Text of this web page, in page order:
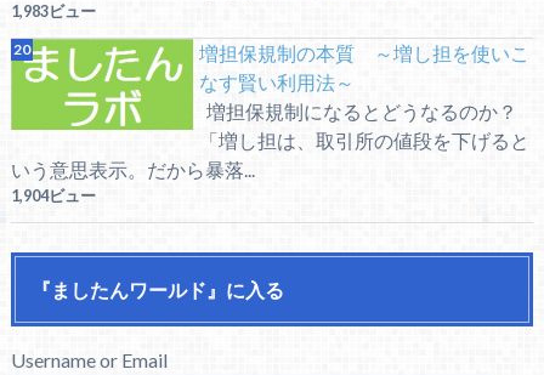
1,983ビュー
増担保規制の本質 ～増し担を使いこ
なす賢い利用法～
増担保規制になるとどうなるのか？
「増し担は、取引所の値段を下げると
いう意思表示。だから暴落...
1,904ビュー
『ましたんワールド』に入る
Username or Email